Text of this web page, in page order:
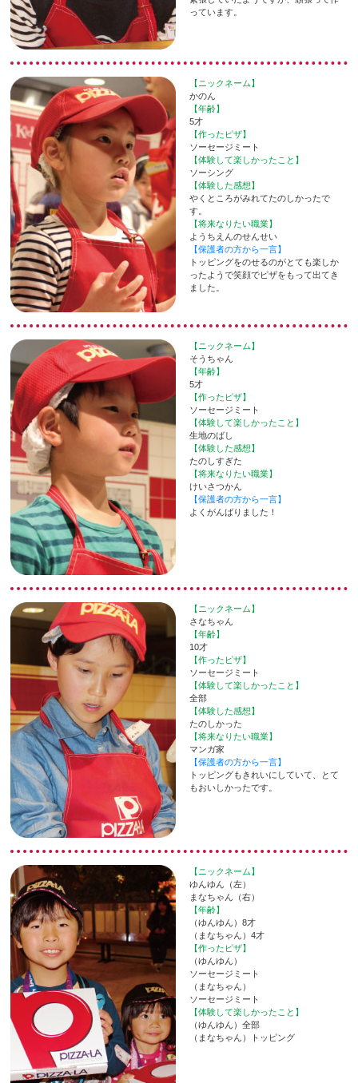
っています。
【ニックネーム】
かのん
【年齢】
5才
【作ったピザ】
ソーセージミート
【体験して楽しかったこと】
ソーシング
【体験した感想】
やくところがみれてたのしかったで
す。
【将来なりたい職業】
ようちえんのせんせい
【保護者の方から一言】
トッピングをのせるのがとても楽しか
ったようで笑顔でピザをもって出てき
ました。
【ニックネーム】
そうちゃん
【年齢】
5才
【作ったピザ】
ソーセージミート
【体験して楽しかったこと】
生地のばし
【体験した感想】
たのしすぎた
【将来なりたい職業】
けいさつかん
【保護者の方から一言】
よくがんばりました！
【ニックネーム】
さなちゃん
【年齢】
10才
【作ったピザ】
ソーセージミート
【体験して楽しかったこと】
全部
【体験した感想】
たのしかった
【将来なりたい職業】
マンガ家
【保護者の方から一言】
トッピングもきれいにしていて、とて
もおいしかったです。
【ニックネーム】
ゆんゆん（左）
まなちゃん（右）
【年齢】
（ゆんゆん）8才
（まなちゃん）4才
【作ったピザ】
（ゆんゆん）
ソーセージミート
（まなちゃん）
ソーセージミート
【体験して楽しかったこと】
（ゆんゆん）全部
（まなちゃん）トッピング